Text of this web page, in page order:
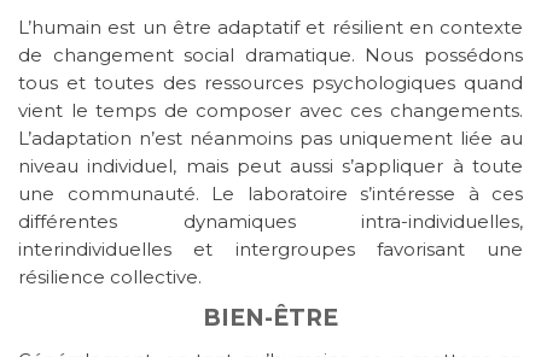
L’humain est un être adaptatif et résilient en contexte
de changement social dramatique. Nous possédons
tous et toutes des ressources psychologiques quand
vient le temps de composer avec ces changements.
L’adaptation n’est néanmoins pas uniquement liée au
niveau individuel, mais peut aussi s’appliquer à toute
une communauté. Le laboratoire s’intéresse à ces
différentes dynamiques intra-individuelles,
interindividuelles et intergroupes favorisant une
résilience collective.
BIEN-ÊTRE